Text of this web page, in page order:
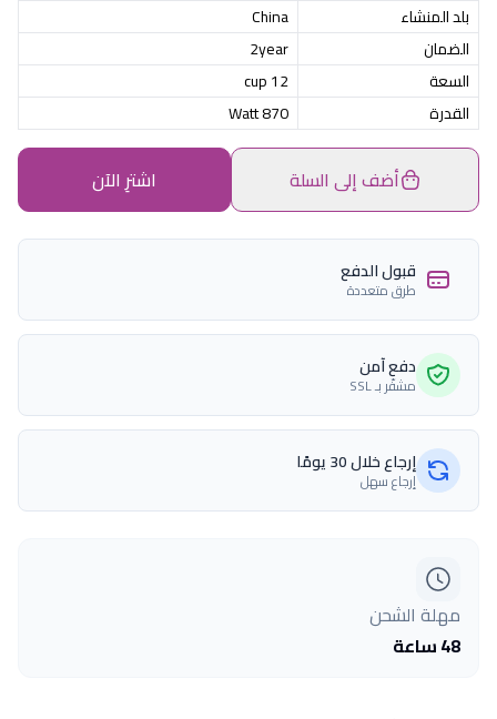
بلد المنشاء
China
الضمان
2year
السعة
12 cup
القدرة
870 Watt
أضف إلى السلة اشترِ الآن
قبول الدفع
طرق متعددة
دفع آمن
مشفّر بـ SSL
إرجاع خلال 30 يومًا
إرجاع سهل
مهلة الشحن
48 ساعة